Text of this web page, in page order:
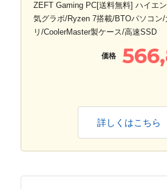
ZEFT Gaming PC[送料無料] ハイエ
気グラボ/Ryzen 7搭載/BTOパソコン
リ/CoolerMaster製ケース/高速SSD
価格
詳しくはこちら